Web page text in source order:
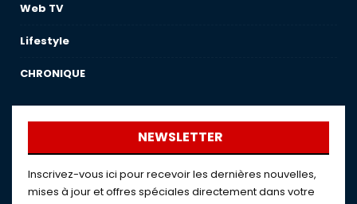
Web TV
Lifestyle
CHRONIQUE
NEWSLETTER
Inscrivez-vous ici pour recevoir les dernières nouvelles,
mises à jour et offres spéciales directement dans votre